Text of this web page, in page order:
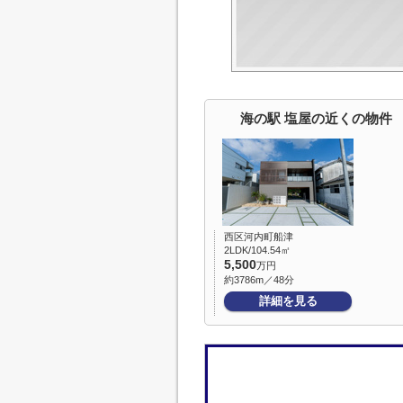
海の駅 塩屋の近くの物件
西区河内町船津
2LDK/104.54㎡
5,500万円
約3786m／48分
詳細を見る